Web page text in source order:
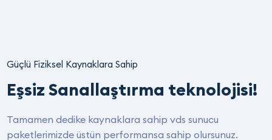
Güçlü Fiziksel Kaynaklara Sahip
Eşsiz Sanallaştırma teknolojisi!
Tamamen dedike kaynaklara sahip vds sunucu
paketlerimizde üstün performansa sahip olursunuz.